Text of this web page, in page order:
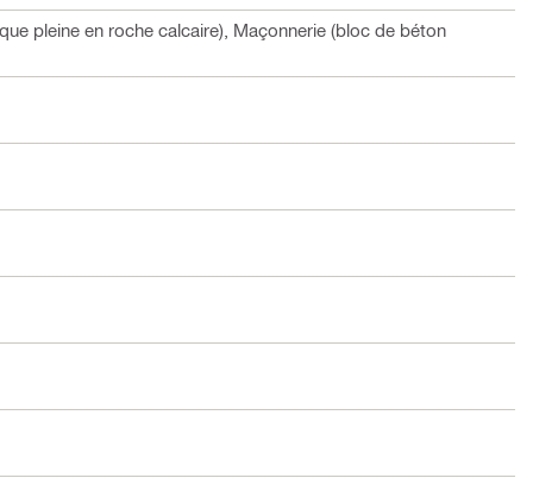
pleine en roche calcaire), Maçonnerie (bloc de béton